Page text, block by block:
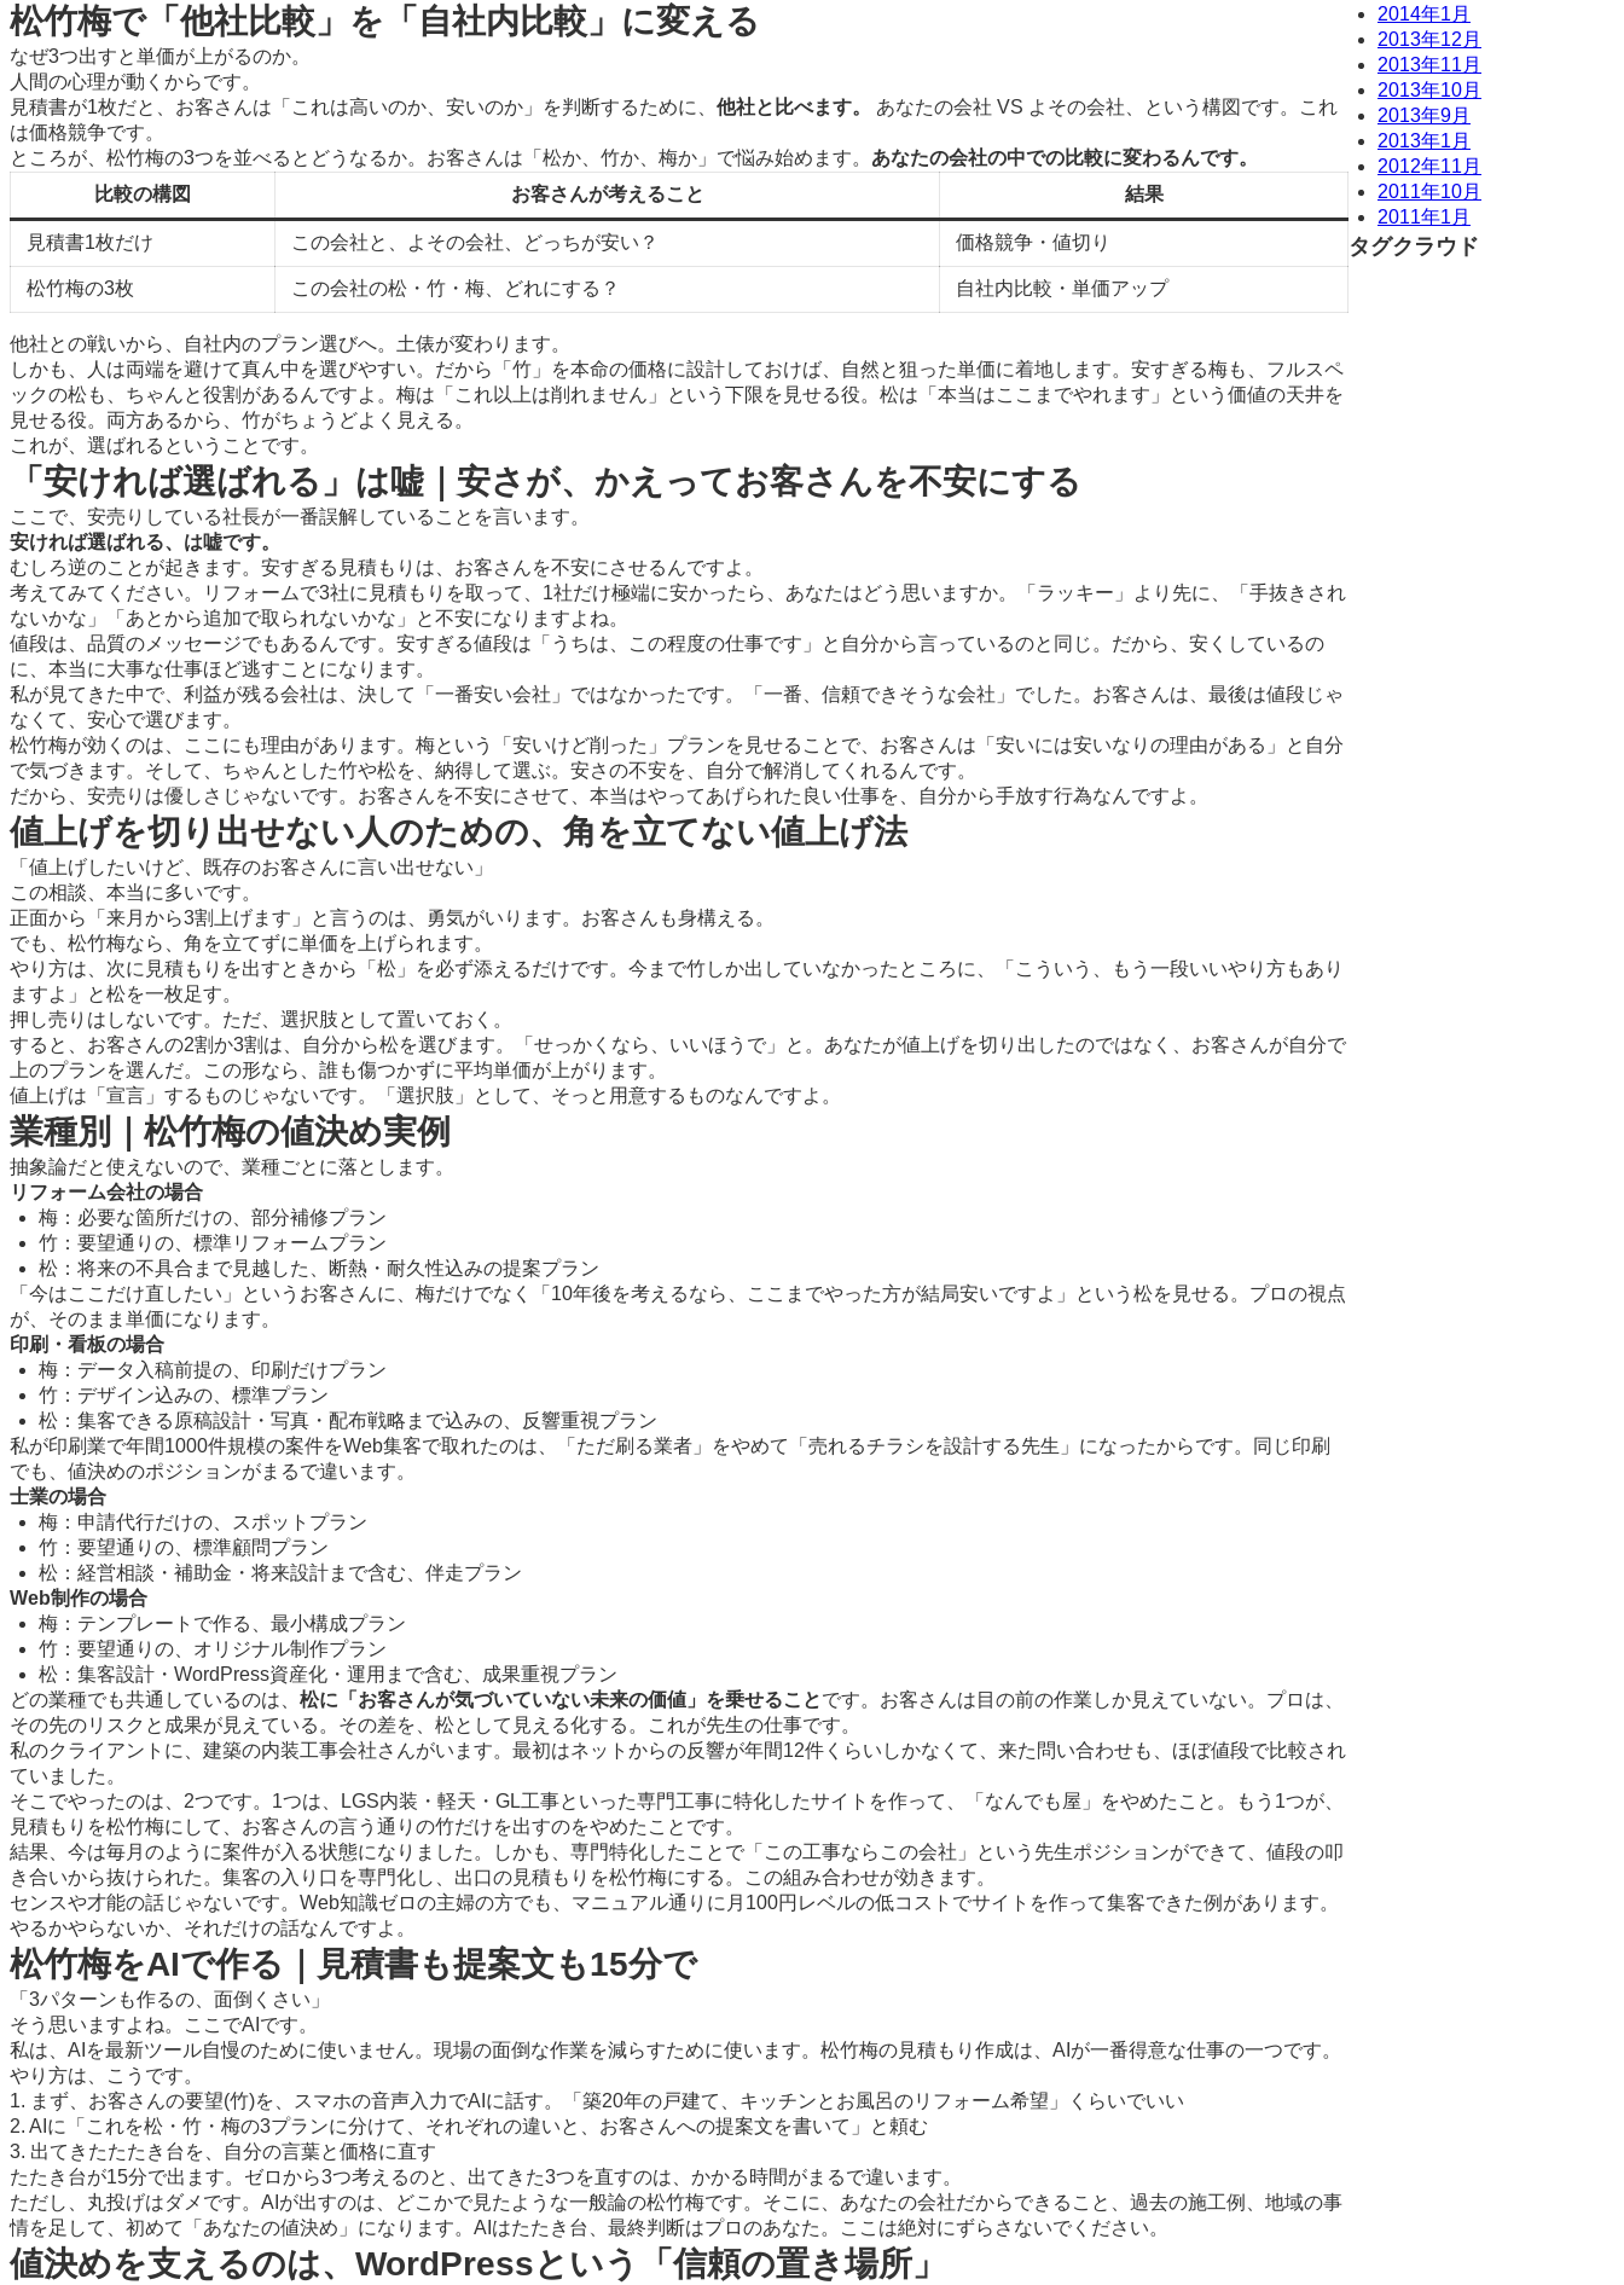
松竹梅で「他社比較」を「自社内比較」に変える
なぜ3つ出すと単価が上がるのか。
人間の心理が動くからです。
見積書が1枚だと、お客さんは「これは高いのか、安いのか」を判断するために、 他社と比べます。
あなたの会社 VS よその会社、という構図です。これ
は価格競争です。
ところが、松竹梅の3つを並べるとどうなるか。お客さんは「松か、竹か、梅か」で悩み始めます。 あなたの会社の中での比較に変わるんです。
比較の構図
お客さんが考えること 結果
見積書1枚だけ この会社と、よその会社、どっちが安い？ 価格競争・値切り
松竹梅の3枚 この会社の松・竹・梅、どれにする？ 自社内比較・単価アップ
他社との戦いから、自社内のプラン選びへ。土俵が変わります。
しかも、人は両端を避けて真ん中を選びやすい。だから「竹」を本命の価格に設計しておけば、自然と狙った単価に着地します。安すぎる梅も、フルスペ
ックの松も、ちゃんと役割があるんですよ。梅は「これ以上は削れません」という下限を見せる役。松は「本当はここまでやれます」という価値の天井を
見せる役。両方あるから、竹がちょうどよく見える。
これが、選ばれるということです。
「安ければ選ばれる」は嘘｜安さが、かえってお客さんを不安にする
ここで、安売りしている社長が一番誤解していることを言います。
安ければ選ばれる、は嘘です。
むしろ逆のことが起きます。安すぎる見積もりは、お客さんを不安にさせるんですよ。
考えてみてください。リフォームで3社に見積もりを取って、1社だけ極端に安かったら、あなたはどう思いますか。「ラッキー」より先に、「手抜きされ
ないかな」「あとから追加で取られないかな」と不安になりますよね。
値段は、品質のメッセージでもあるんです。安すぎる値段は「うちは、この程度の仕事です」と自分から言っているのと同じ。だから、安くしているの
に、本当に大事な仕事ほど逃すことになります。
私が見てきた中で、利益が残る会社は、決して「一番安い会社」ではなかったです。「一番、信頼できそうな会社」でした。お客さんは、最後は値段じゃ
なくて、安心で選びます。
松竹梅が効くのは、ここにも理由があります。梅という「安いけど削った」プランを見せることで、お客さんは「安いには安いなりの理由がある」と自分
で気づきます。そして、ちゃんとした竹や松を、納得して選ぶ。安さの不安を、自分で解消してくれるんです。
だから、安売りは優しさじゃないです。お客さんを不安にさせて、本当はやってあげられた良い仕事を、自分から手放す行為なんですよ。
値上げを切り出せない人のための、角を立てない値上げ法
「値上げしたいけど、既存のお客さんに言い出せない」
この相談、本当に多いです。
正面から「来月から3割上げます」と言うのは、勇気がいります。お客さんも身構える。
でも、松竹梅なら、角を立てずに単価を上げられます。
やり方は、次に見積もりを出すときから「松」を必ず添えるだけです。今まで竹しか出していなかったところに、「こういう、もう一段いいやり方もあり
ますよ」と松を一枚足す。
押し売りはしないです。ただ、選択肢として置いておく。
すると、お客さんの2割か3割は、自分から松を選びます。「せっかくなら、いいほうで」と。あなたが値上げを切り出したのではなく、お客さんが自分で
上のプランを選んだ。この形なら、誰も傷つかずに平均単価が上がります。
値上げは「宣言」するものじゃないです。「選択肢」として、そっと用意するものなんですよ。
業種別｜松竹梅の値決め実例
抽象論だと使えないので、業種ごとに落とします。
リフォーム会社の場合
梅：必要な箇所だけの、部分補修プラン
竹：要望通りの、標準リフォームプラン
松：将来の不具合まで見越した、断熱・耐久性込みの提案プラン
「今はここだけ直したい」というお客さんに、梅だけでなく「10年後を考えるなら、ここまでやった方が結局安いですよ」という松を見せる。プロの視点
が、そのまま単価になります。
印刷・看板の場合
梅：データ入稿前提の、印刷だけプラン
竹：デザイン込みの、標準プラン
松：集客できる原稿設計・写真・配布戦略まで込みの、反響重視プラン
私が印刷業で年間1000件規模の案件をWeb集客で取れたのは、「ただ刷る業者」をやめて「売れるチラシを設計する先生」になったからです。同じ印刷
でも、値決めのポジションがまるで違います。
士業の場合
梅：申請代行だけの、スポットプラン
竹：要望通りの、標準顧問プラン
松：経営相談・補助金・将来設計まで含む、伴走プラン
Web制作の場合
梅：テンプレートで作る、最小構成プラン
竹：要望通りの、オリジナル制作プラン
松：集客設計・WordPress資産化・運用まで含む、成果重視プラン
どの業種でも共通しているのは、 松に「お客さんが気づいていない未来の価値」を乗せることです。お客さんは目の前の作業しか見えていない。プロは、
その先のリスクと成果が見えている。その差を、松として見える化する。これが先生の仕事です。
私のクライアントに、建築の内装工事会社さんがいます。最初はネットからの反響が年間12件くらいしかなくて、来た問い合わせも、ほぼ値段で比較され
ていました。
そこでやったのは、2つです。1つは、LGS内装・軽天・GL工事といった専門工事に特化したサイトを作って、「なんでも屋」をやめたこと。もう1つが、
見積もりを松竹梅にして、お客さんの言う通りの竹だけを出すのをやめたことです。
結果、今は毎月のように案件が入る状態になりました。しかも、専門特化したことで「この工事ならこの会社」という先生ポジションができて、値段の叩
き合いから抜けられた。集客の入り口を専門化し、出口の見積もりを松竹梅にする。この組み合わせが効きます。
センスや才能の話じゃないです。Web知識ゼロの主婦の方でも、マニュアル通りに月100円レベルの低コストでサイトを作って集客できた例があります。
やるかやらないか、それだけの話なんですよ。
松竹梅をAIで作る｜見積書も提案文も15分で
「3パターンも作るの、面倒くさい」
そう思いますよね。ここでAIです。
私は、AIを最新ツール自慢のために使いません。現場の面倒な作業を減らすために使います。松竹梅の見積もり作成は、AIが一番得意な仕事の一つです。
やり方は、こうです。
1. まず、お客さんの要望(竹)を、スマホの音声入力でAIに話す。「築20年の戸建て、キッチンとお風呂のリフォーム希望」くらいでいい
2. AIに「これを松・竹・梅の3プランに分けて、それぞれの違いと、お客さんへの提案文を書いて」と頼む
3. 出てきたたたき台を、自分の言葉と価格に直す
たたき台が15分で出ます。ゼロから3つ考えるのと、出てきた3つを直すのは、かかる時間がまるで違います。
ただし、丸投げはダメです。AIが出すのは、どこかで見たような一般論の松竹梅です。そこに、あなたの会社だからできること、過去の施工例、地域の事
情を足して、初めて「あなたの値決め」になります。AIはたたき台、最終判断はプロのあなた。ここは絶対にずらさないでください。
値決めを支えるのは、WordPressという「信頼の置き場所」
2014年1月
2013年12月
2013年11月
2013年10月
2013年9月
2013年1月
2012年11月
2011年10月
2011年1月
タグクラウド